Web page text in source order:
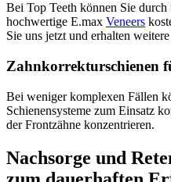
Bei Top Teeth können Sie durch
hochwertige E.max Veneers
Sie uns jetzt und erhalten
Zahnkorrekturschienen
Bei weniger komplexen Fällen
Schienensysteme zum Einsatz
der Frontzähne konzentrieren.
Nachsorge und